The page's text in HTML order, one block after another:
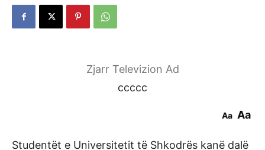
Zjarr Televizion Ad
ccccc
Aa Aa
Studentët e Universitetit të Shkodrës kanë dalë